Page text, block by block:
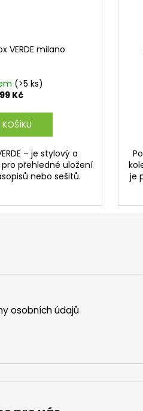
VERDE milano
(>5 ks)
Kč
– je stylový a
přehledné uložení
nebo sešitů.
je
osobních údajů